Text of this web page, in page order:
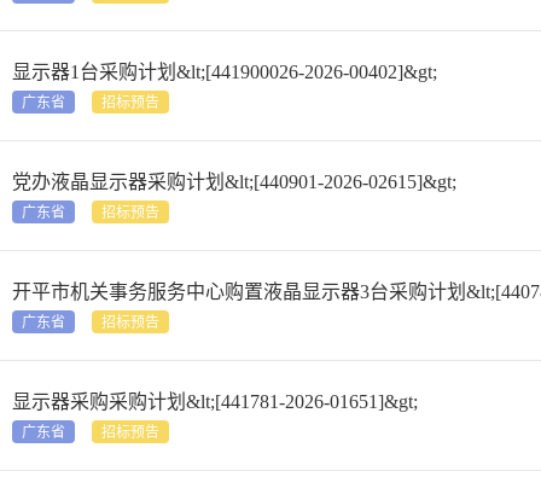
显示器1台采购计划&lt;[441900026-2026-00402]&gt;
广东省 招标预告
党办液晶显示器采购计划&lt;[440901-2026-02615]&gt;
广东省 招标预告
开平市机关事务服务中心购置液晶显示器3台采购计划
广东省 招标预告
显示器采购采购计划&lt;[441781-2026-01651]&gt;
广东省 招标预告